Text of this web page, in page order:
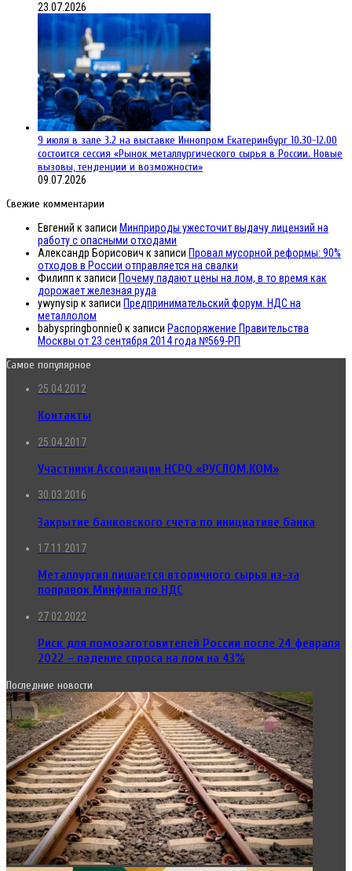
23.07.2026
9 июля в зале 3.2 на выставке Иннопром Екатеринбург 10.30-12.00
состоится сессия «Рынок металлургического сырья в России. Новые
вызовы, тенденции и возможности»
09.07.2026
Свежие комментарии
Евгений к записи Минприроды ужесточит выдачу лицензий на
работу с опасными отходами
Александр Борисович к записи Провал мусорной реформы: 90%
отходов в России отправляется на свалки
Филипп к записи Почему падают цены на лом, в то время как
дорожает железная руда
ywynysip к записи Предпринимательский форум. НДС на
металлолом
babyspringbonnie0 к записи Распоряжение Правительства
Москвы от 23 сентября 2014 года №569-РП
Самое популярное
25.04.2012
Контакты
25.04.2017
Участники Ассоциации НСРО «РУСЛОМ.КОМ»
30.03.2016
Закрытие банковского счета по инициативе банка
17.11.2017
Металлургия лишается вторичного сырья из-за
поправок Минфина по НДС
27.02.2022
Риск для ломозаготовителей России после 24 февраля
2022 – падение спроса на лом на 43%
Последние новости